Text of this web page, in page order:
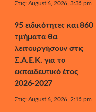
Στις: August 6, 2026, 3:35 pm
95 ειδικότητες και 860
τμήματα θα
λειτουργήσουν στις
Σ.Α.Ε.Κ. για το
εκπαιδευτικό έτος
2026-2027
Στις: August 6, 2026, 2:15 pm